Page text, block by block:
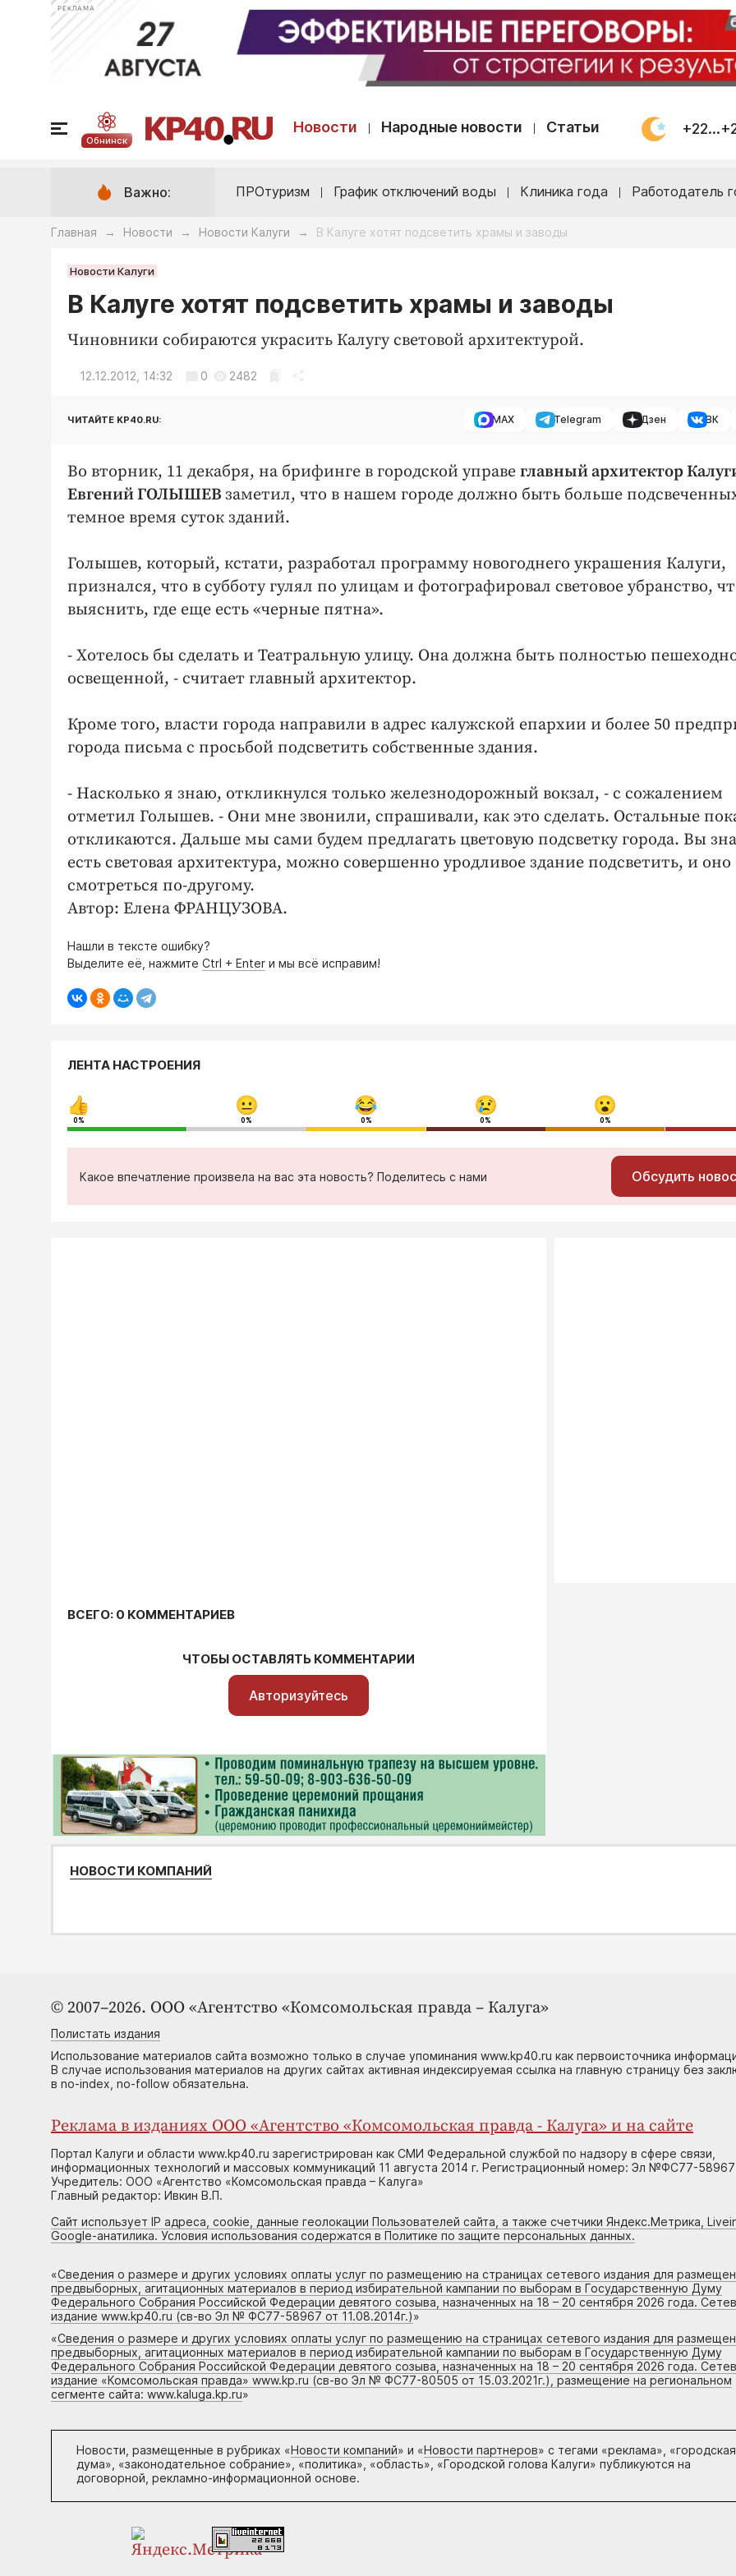
РЕКЛАМА
Обнинск
Новости Народные новости Статьи
Важно: ПРОтуризм График отключений воды Клиника года Работодатель
Главная → Новости → Новости Калуги → В Калуге хотят подсветить храмы и заводы
Новости Калуги
В Калуге хотят подсветить храмы и заводы
Чиновники собираются украсить Калугу световой архитектурой.
12.12.2012, 14:32 0 2482
ЧИТАЙТЕ KP40.RU: MAX Telegram Дзен ВК
Во вторник, 11 декабря, на брифинге в городской управе главный архитектор
Евгений ГОЛЫШЕВ заметил, что в нашем городе должно быть больше
темное время суток зданий.
Голышев, который, кстати, разработал программу новогоднего украшения Калуги,
признался, что в субботу гулял по улицам и фотографировал световое убранство,
выяснить, где еще есть «черные пятна».
- Хотелось бы сделать и Театральную улицу. Она должна быть полностью
освещенной, - считает главный архитектор.
Кроме того, власти города направили в адрес калужской епархии и более 50
города письма с просьбой подсветить собственные здания.
- Насколько я знаю, откликнулся только железнодорожный вокзал, - с сожалением
отметил Голышев. - Они мне звонили, спрашивали, как это сделать. Остальные
откликаются. Дальше мы сами будем предлагать цветовую подсветку города. Вы
есть световая архитектура, можно совершенно уродливое здание подсветить, и оно
смотреться по-другому.
Автор: Елена ФРАНЦУЗОВА.
Нашли в тексте ошибку?
Выделите её, нажмите Ctrl + Enter и мы всё исправим!
ЛЕНТА НАСТРОЕНИЯ
0% 0% 0% 0% 0%
Какое впечатление произвела на вас эта новость? Поделитесь с нами Обсудить
ВСЕГО: 0 КОММЕНТАРИЕВ
ЧТОБЫ ОСТАВЛЯТЬ КОММЕНТАРИИ
Авторизуйтесь
НОВОСТИ КОМПАНИЙ
© 2007–2026. ООО «Агентство «Комсомольская правда – Калуга»
Полистать издания
Использование материалов сайта возможно только в случае упоминания www.kp40.ru как первоисточника
В случае использования материалов на других сайтах активная индексируемая ссылка на главную страницу без
в no-index, no-follow обязательна.
Реклама в изданиях ООО «Агентство «Комсомольская правда - Калуга» и на сайте
Портал Калуги и области www.kp40.ru зарегистрирован как СМИ Федеральной службой по надзору в сфере связи,
информационных технологий и массовых коммуникаций 11 августа 2014 г. Регистрационный номер: Эл №ФС77-58967
Учредитель: ООО «Агентство «Комсомольская правда – Калуга»
Главный редактор: Ивкин В.П.
Сайт использует IP адреса, cookie, данные геолокации Пользователей сайта, а также счетчики Яндекс.Метрика,
Google-анатилика. Условия использования содержатся в Политике по защите персональных данных.
«Сведения о размере и других условиях оплаты услуг по размещению на страницах сетевого издания для
предвыборных, агитационных материалов в период избирательной кампании по выборам в Государственную Думу
Федерального Собрания Российской Федерации девятого созыва, назначенных на 18 – 20 сентября 2026 года.
издание www.kp40.ru (св-во Эл № ФС77-58967 от 11.08.2014г.)»
«Сведения о размере и других условиях оплаты услуг по размещению на страницах сетевого издания для
предвыборных, агитационных материалов в период избирательной кампании по выборам в Государственную Думу
Федерального Собрания Российской Федерации девятого созыва, назначенных на 18 – 20 сентября 2026 года.
издание «Комсомольская правда» www.kp.ru (св-во Эл № ФС77-80505 от 15.03.2021г.), размещение на региональном
сегменте сайта: www.kaluga.kp.ru»
Новости, размещенные в рубриках «Новости компаний» и «Новости партнеров» с тегами «реклама», «городская
дума», «законодательное собрание», «политика», «область», «Городской голова Калуги» публикуются на
договорной, рекламно-информационной основе.